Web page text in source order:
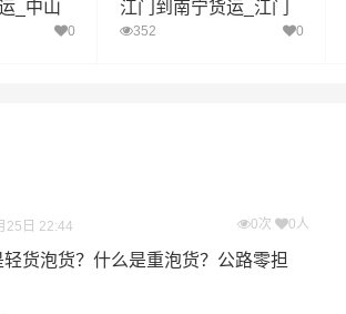
区,青秀区,江南区,西乡塘区,良庆区,邕宁区,武
宁物流费用总报价？
广州提货费用+专线运输费用+南宁送货上
_中山
0
江门到南宁货运_江门
至南宁物流专线
352 0
25日 22:44 0次 0人
轻货泡货？什么是重泡货？公路零担